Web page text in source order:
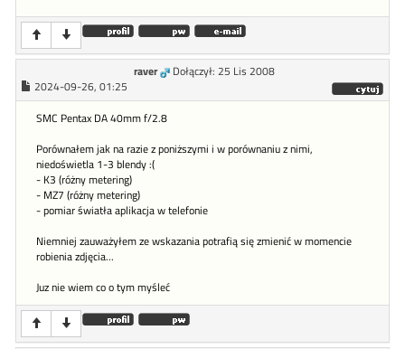
raver
Dołączył: 25 Lis 2008
2024-09-26, 01:25
SMC Pentax DA 40mm f/2.8
Porównałem jak na razie z poniższymi i w porównaniu z nimi,
niedoświetla 1-3 blendy :(
- K3 (różny metering)
- MZ7 (różny metering)
- pomiar światła aplikacja w telefonie
Niemniej zauważyłem ze wskazania potrafią się zmienić w momencie
robienia zdjęcia...
Juz nie wiem co o tym myśleć